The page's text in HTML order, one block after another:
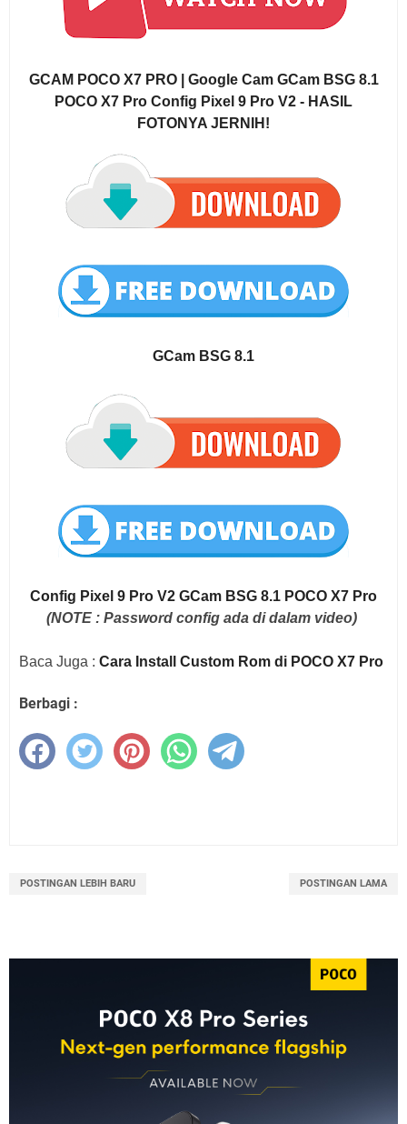
GCAM POCO X7 PRO | Google Cam GCam BSG 8.1
POCO X7 Pro Config Pixel 9 Pro V2 - HASIL
FOTONYA JERNIH!
GCam BSG 8.1
Config Pixel 9 Pro V2 GCam BSG 8.1 POCO X7 Pro
(NOTE : Password config ada di dalam video)
Baca Juga : Cara Install Custom Rom di POCO X7 Pro
Berbagi :
POSTINGAN LEBIH BARU POSTINGAN LAMA